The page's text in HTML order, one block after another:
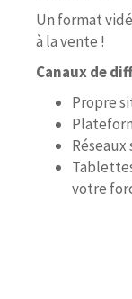
Un format
à la vente !
Canaux de
Propre
Réseaux
votre